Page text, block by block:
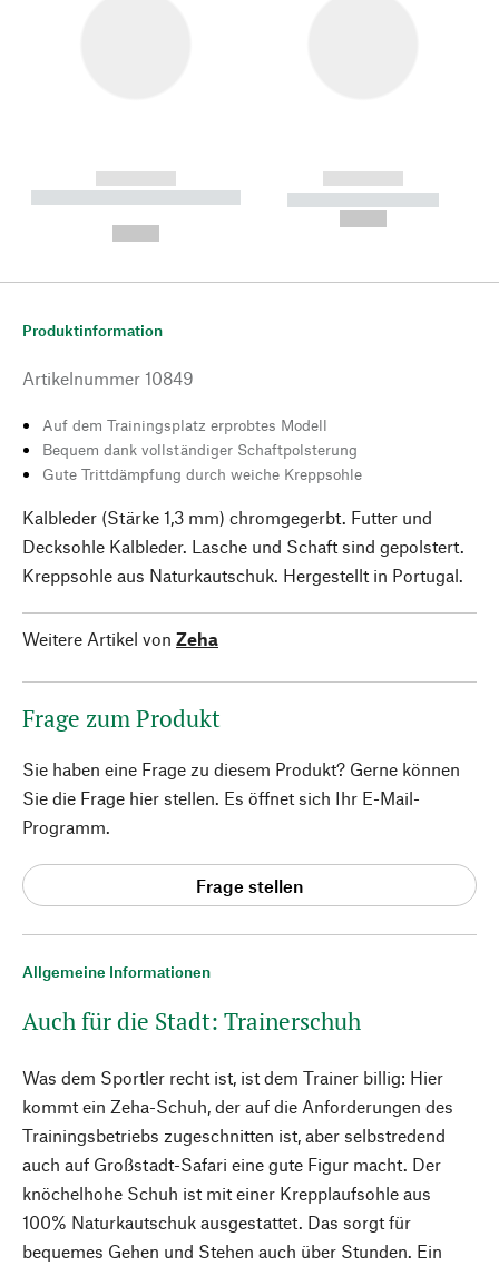
------------
----------- ----------- --------
------------
----------- -----------
Allgemeine Informationen
Auch für die Stadt: Trainerschuh
Was dem Sportler recht ist, ist dem Trainer billig: Hier
kommt ein Zeha-Schuh, der auf die Anforderungen des
Trainingsbetriebs zugeschnitten ist, aber selbstredend
auch auf Großstadt-Safari eine gute Figur macht. Der
knöchelhohe Schuh ist mit einer Krepplaufsohle aus
100% Naturkautschuk ausgestattet. Das sorgt für
bequemes Gehen und Stehen auch über Stunden. Ein
Produktinformation
Artikelnummer 10849
Auf dem Trainingsplatz erprobtes Modell
Bequem dank vollständiger Schaftpolsterung
Gute Trittdämpfung durch weiche Kreppsohle
Kalbleder (Stärke 1,3 mm) chromgegerbt. Futter und
Decksohle Kalbleder. Lasche und Schaft sind gepolstert.
Kreppsohle aus Naturkautschuk. Hergestellt in Portugal.
Weitere Artikel von Zeha
Frage zum Produkt
Sie haben eine Frage zu diesem Produkt? Gerne können
Sie die Frage hier stellen. Es öffnet sich Ihr E-Mail-
Programm.
Frage stellen